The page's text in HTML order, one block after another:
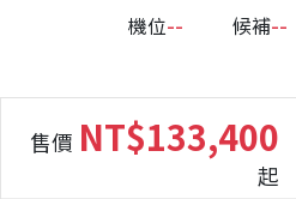
機位-- 候補--
售價 NT$133,400
起